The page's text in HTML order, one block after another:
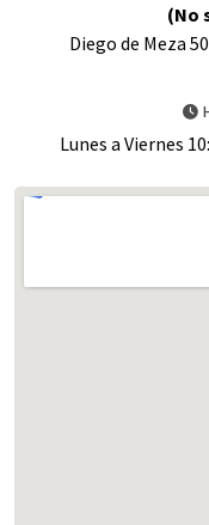
(No
Diego de Meza
Lunes a Viernes